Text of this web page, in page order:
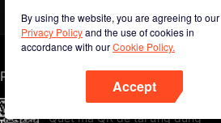
By using the website, you are agreeing to our
Privacy Policyand the use of cookies in
accordance with ourCookie Policy.
Accept
Phone
Quét mã QR để tải ứng dụng